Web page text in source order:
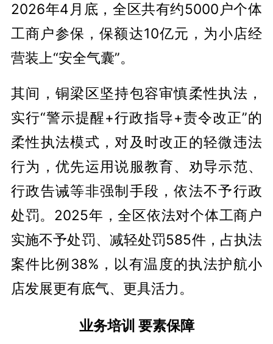
2026年4月底，全区共有约5000户个体
工商户参保，保额达10亿元，为小店经
营装上“安全气囊”。
其间，铜梁区坚持包容审慎柔性执法，
实行“警示提醒+行政指导+责令改正”的
柔性执法模式，对及时改正的轻微违法
行为，优先运用说服教育、劝导示范、
行政告诫等非强制手段，依法不予行政
处罚。2025年，全区依法对个体工商户
实施不予处罚、减轻处罚585件，占执法
案件比例38%，以有温度的执法护航小
店发展更有底气、更具活力。
业务培训 要素保障